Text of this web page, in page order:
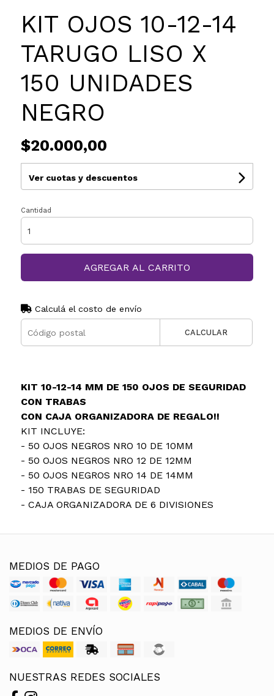
KIT OJOS 10-12-14
TARUGO LISO X
150 UNIDADES
NEGRO
$20.000,00
Ver cuotas y descuentos
Cantidad
AGREGAR AL CARRITO
Calculá el costo de envío
CALCULAR
KIT 10-12-14 MM DE 150 OJOS DE SEGURIDAD
CON TRABAS
CON CAJA ORGANIZADORA DE REGALO!!
KIT INCLUYE:
- 50 OJOS NEGROS NRO 10 DE 10MM
- 50 OJOS NEGROS NRO 12 DE 12MM
- 50 OJOS NEGROS NRO 14 DE 14MM
- 150 TRABAS DE SEGURIDAD
- CAJA ORGANIZADORA DE 6 DIVISIONES
MEDIOS DE PAGO
MEDIOS DE ENVÍO
NUESTRAS REDES SOCIALES